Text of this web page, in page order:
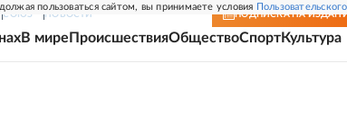
пользоваться сайтом, вы принимаете условия
СОЮЗ НОВОСТИ ПОДПИСКА НА
В мире ПроисшествияОбществоСпортКультура